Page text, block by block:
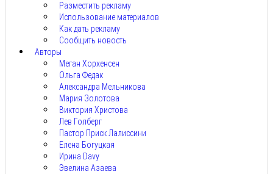
Разместить рекламу
Использование материалов
Как дать рекламу
Сообщить новость
Авторы
Меган Хорхенсен
Ольга Федак
Александра Мельникова
Мария Золотова
Виктория Христова
Лев Голберг
Пастор Приск Лалиссини
Елена Богуцкая
Ирина Davy
Эвелина Азаева